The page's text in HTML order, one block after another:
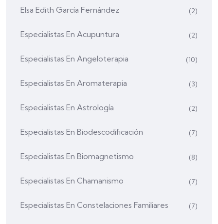
Elsa Edith García Fernández (2)
Especialistas En Acupuntura (2)
Especialistas En Angeloterapia (10)
Especialistas En Aromaterapia (3)
Especialistas En Astrología (2)
Especialistas En Biodescodificación (7)
Especialistas En Biomagnetismo (8)
Especialistas En Chamanismo (7)
Especialistas En Constelaciones Familiares (7)